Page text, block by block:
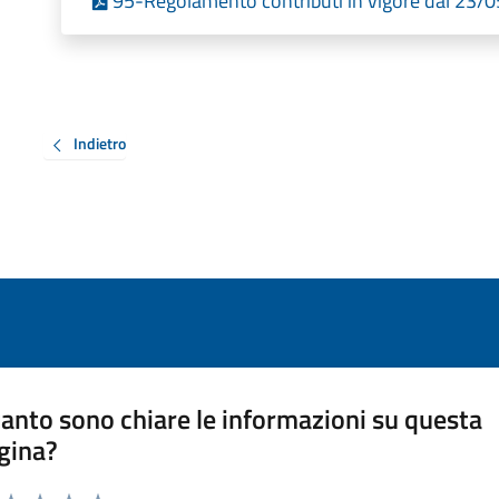
Indietro
sono chiare le informazioni su questa